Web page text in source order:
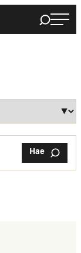
Haku
Hae